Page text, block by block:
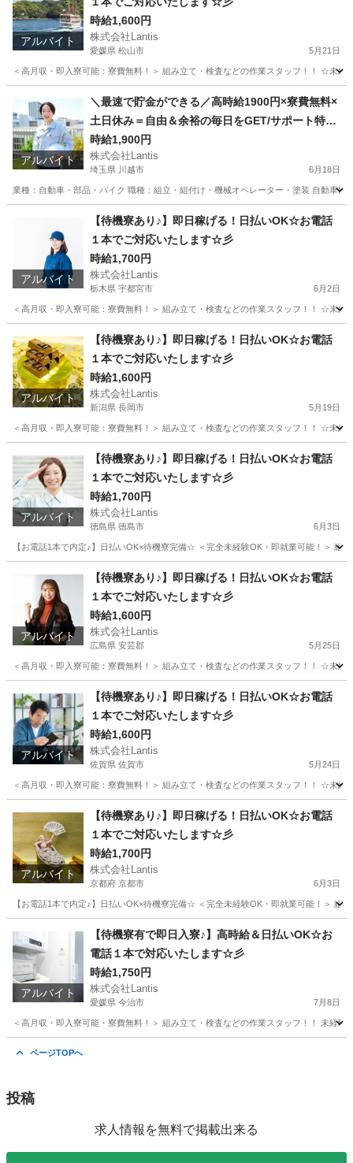
アルバイト
時給1,600円
株式会社Lantis
愛媛県 松山市 5月21日
＜高月収・即入寮可能：寮費無料！＞ 組み立て・検査などの作業スタッフ！！
工場 時給
アルバイト
＼最速で貯金ができる／高時給1900円×寮費無料×
土日休み＝自由＆余裕の毎日をGET/サポート特典
あり♪
時給1,900円
株式会社Lantis
埼玉県 川越市 6月18日
業種：自動車・部品・バイク 職種：組立・組付け・機械オペレーター・塗装 自動車
工場 無料
アルバイト
【待機寮あり♪】即日稼げる！日払いOK☆お電話
１本でご対応いたします☆彡
時給1,700円
株式会社Lantis
栃木県 宇都宮市 6月2日
＜高月収・即入寮可能：寮費無料！＞ 組み立て・検査などの作業スタッフ！！
工場 時給
アルバイト
【待機寮あり♪】即日稼げる！日払いOK☆お電話
１本でご対応いたします☆彡
時給1,600円
株式会社Lantis
新潟県 長岡市 5月19日
＜高月収・即入寮可能：寮費無料！＞ 組み立て・検査などの作業スタッフ！！
工場 時給
アルバイト
【待機寮あり♪】即日稼げる！日払いOK☆お電話
１本でご対応いたします☆彡
時給1,700円
株式会社Lantis
徳島県 徳島市 6月3日
【お電話1本で内定♪】日払いOK×待機寮完備☆ ＜完全未経験OK・即就業可能！＞
工場 時給
アルバイト
【待機寮あり♪】即日稼げる！日払いOK☆お電話
１本でご対応いたします☆彡
時給1,600円
株式会社Lantis
広島県 安芸郡 5月25日
＜高月収・即入寮可能：寮費無料！＞ 組み立て・検査などの作業スタッフ！！
工場 時給
アルバイト
【待機寮あり♪】即日稼げる！日払いOK☆お電話
１本でご対応いたします☆彡
時給1,600円
株式会社Lantis
佐賀県 佐賀市 5月24日
＜高月収・即入寮可能：寮費無料！＞ 組み立て・検査などの作業スタッフ！！
工場 時給
アルバイト
【待機寮あり♪】即日稼げる！日払いOK☆お電話
１本でご対応いたします☆彡
時給1,700円
株式会社Lantis
京都府 京都市 6月3日
【お電話1本で内定♪】日払いOK×待機寮完備☆ ＜完全未経験OK・即就業可能！＞
工場 時給
アルバイト
【待機寮有で即日入寮♪】高時給＆日払いOK☆お
電話１本で対応いたします☆彡
時給1,750円
株式会社Lantis
愛媛県 今治市 7月8日
＜高月収・即入寮可能・寮費無料！＞ 組み立て・検査などの作業スタッフ！！ 未経
ページTOPへ
投稿
求人情報を無料で掲載出来る